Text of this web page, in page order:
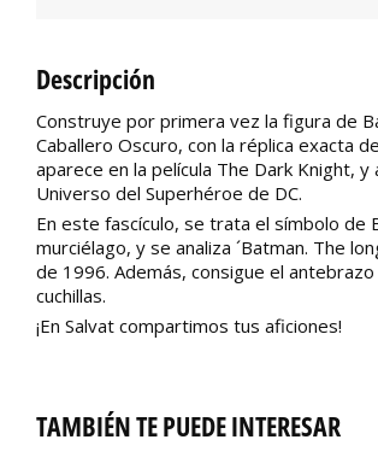
Descripción
Construye por primera vez la figura de
Caballero Oscuro, con la réplica exacta
aparece en la película The Dark Knight,
Universo del Superhéroe de DC.
En este fascículo, se trata el símbolo de
murciélago, y se analiza ´Batman. The
de 1996. Además, consigue el
cuchillas.
¡En Salvat compartimos tus aficiones!
TAMBIÉN TE PUEDE INTERESAR